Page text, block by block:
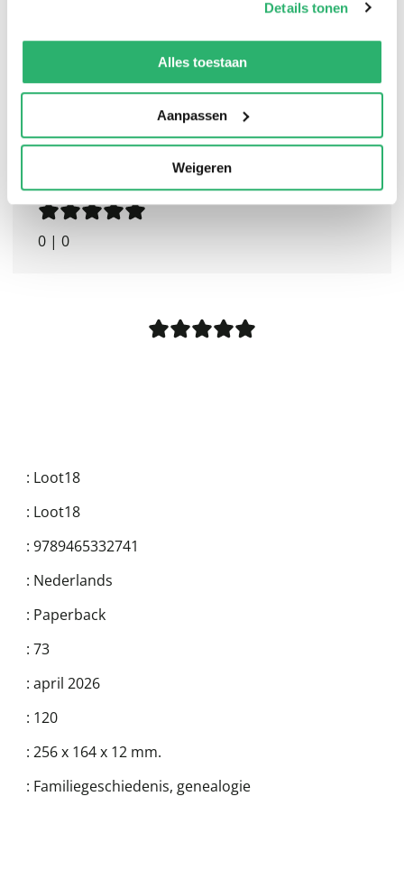
We werken samen met13 derdendie uw gegevens
kunnen ontvangen en verwerken.
Details tonen
Alles toestaan
Aanpassen
Weigeren
0 | 0
: Loot18
: Loot18
: 9789465332741
: Nederlands
: Paperback
: 73
: april 2026
: 120
: 256 x 164 x 12 mm.
: Familiegeschiedenis, genealogie